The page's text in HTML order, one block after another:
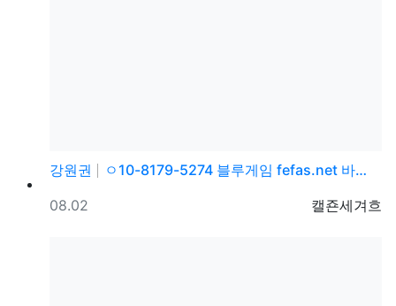
강원권
ㅇ10-8179-5274 블루게임 fefas.net 바…
등록자
캘죤세겨흐
등록일
08.02